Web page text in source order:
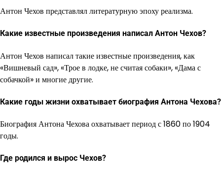
Антон Чехов представлял литературную эпоху реализма.
Какие известные произведения написал Антон Чехов?
Антон Чехов написал такие известные произведения, как
«Вишневый сад», «Трое в лодке, не считая собаки», «Дама с
собачкой» и многие другие.
Какие годы жизни охватывает биография Антона Чехова?
Биография Антона Чехова охватывает период с 1860 по 1904
годы.
Где родился и вырос Чехов?